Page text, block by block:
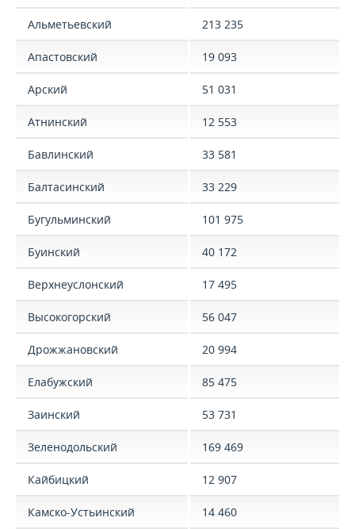
Альметьевский 213 235
Апастовский 19 093
Арский 51 031
Атнинский 12 553
Бавлинский 33 581
Балтасинский 33 229
Бугульминский 101 975
Буинский 40 172
Верхнеуслонский 17 495
Высокогорский 56 047
Дрожжановский 20 994
Елабужский 85 475
Заинский 53 731
Зеленодольский 169 469
Кайбицкий 12 907
Камско-Устьинский 14 460